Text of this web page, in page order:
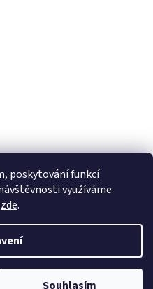
poskytování funkcí
využíváme
zde.
Souhlasím
e-shopem, vzniklé
vyřešíme! Děkujeme za
pro vás Pondělí-Čtvrtek
HLEDAT
. Všechna práva vyhrazena.
cookies